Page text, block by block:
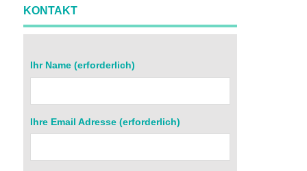
KONTAKT
Ihr Name (erforderlich)
Ihre Email Adresse (erforderlich)